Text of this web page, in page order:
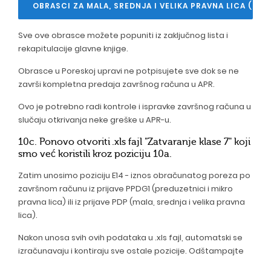
OBRASCI ZA MALA, SREDNJA I VELIKA PRAVNA LICA
Sve ove obrasce možete popuniti iz zaključnog lista i
rekapitulacije glavne knjige.
Obrasce u Poreskoj upravi ne potpisujete sve dok se ne
završi kompletna predaja završnog računa u APR.
Ovo je potrebno radi kontrole i ispravke završnog računa u
slučaju otkrivanja neke greške u APR-u.
10c. Ponovo otvoriti .xls fajl "Zatvaranje klase 7" koji
smo već koristili kroz poziciju 10a.
Zatim unosimo poziciju E14 - iznos obračunatog poreza po
završnom računu iz prijave PPDG1 (preduzetnici i mikro
pravna lica) ili iz prijave PDP (mala, srednja i velika pravna
lica).
Nakon unosa svih ovih podataka u .xls fajl, automatski se
izračunavaju i kontiraju sve ostale pozicije. Odštampajte